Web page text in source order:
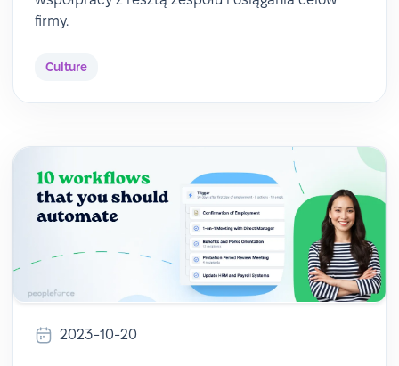
firmy.
Culture
2023-10-20